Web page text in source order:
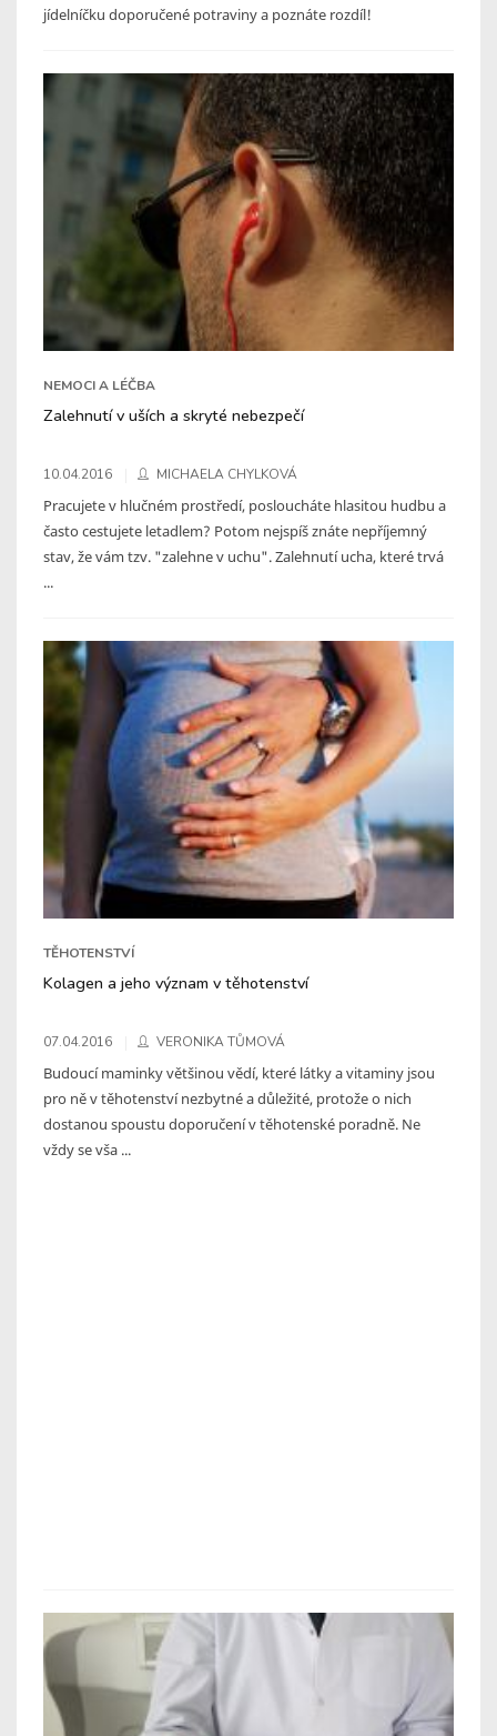
jídelníčku doporučené potraviny a poznáte rozdíl!
NEMOCI A LÉČBA
Zalehnutí v uších a skryté nebezpečí
10.04.2016 MICHAELA CHYLKOVÁ
Pracujete v hlučném prostředí, posloucháte hlasitou hudbu a
často cestujete letadlem? Potom nejspíš znáte nepříjemný
stav, že vám tzv. "zalehne v uchu". Zalehnutí ucha, které trvá
...
TĚHOTENSTVÍ
Kolagen a jeho význam v těhotenství
07.04.2016 VERONIKA TŮMOVÁ
Budoucí maminky většinou vědí, které látky a vitaminy jsou
pro ně v těhotenství nezbytné a důležité, protože o nich
dostanou spoustu doporučení v těhotenské poradně. Ne
vždy se vša ...